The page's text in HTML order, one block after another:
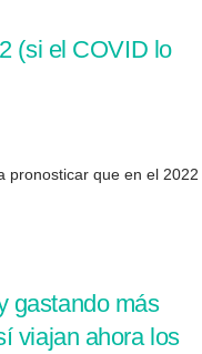
(si el COVID lo
pronosticar que en el 2022
gastando más
viajan ahora los